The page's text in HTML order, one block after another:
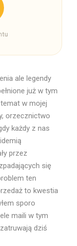
ale legendy
już w tym
temat w mojej
orzecznictwo
każdy z nas
przez
się
ten
to kwestia
sporo
maili w tym
dziś